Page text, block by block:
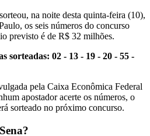
na noite desta quinta-feira (10),
os seis números do concurso
previsto é de R$ 32 milhões.
sorteadas: 02 - 13 - 19 - 20 - 55 -
pela Caixa Econômica Federal
apostador acerte os números, o
sorteado no próximo concurso.